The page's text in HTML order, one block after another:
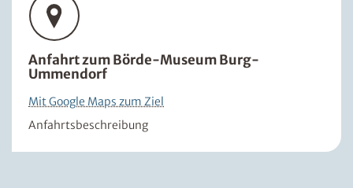
Anfahrt zum Börde-Museum Burg-
Ummendorf
Mit Google Maps zum Ziel
Anfahrtsbeschreibung